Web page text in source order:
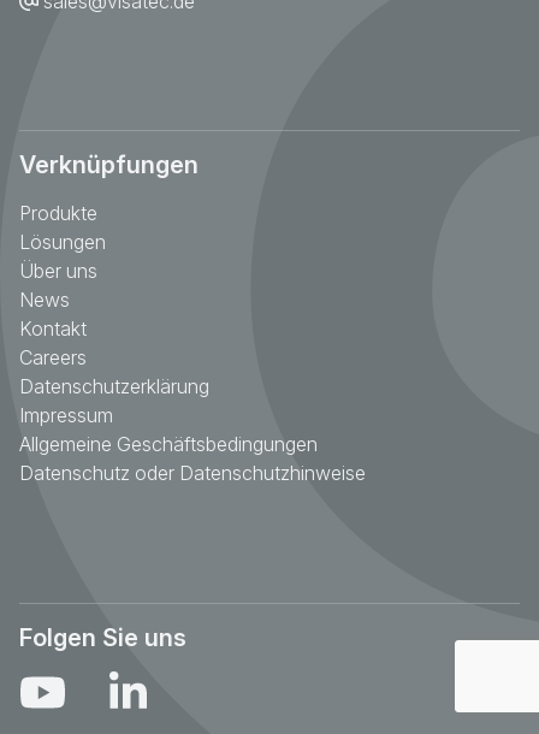
Verknüpfungen
Produkte
Lösungen
Über uns
News
Kontakt
Careers
Datenschutzerklärung
Impressum
Allgemeine Geschäftsbedingungen
Datenschutz oder Datenschutzhinweise
Folgen Sie uns